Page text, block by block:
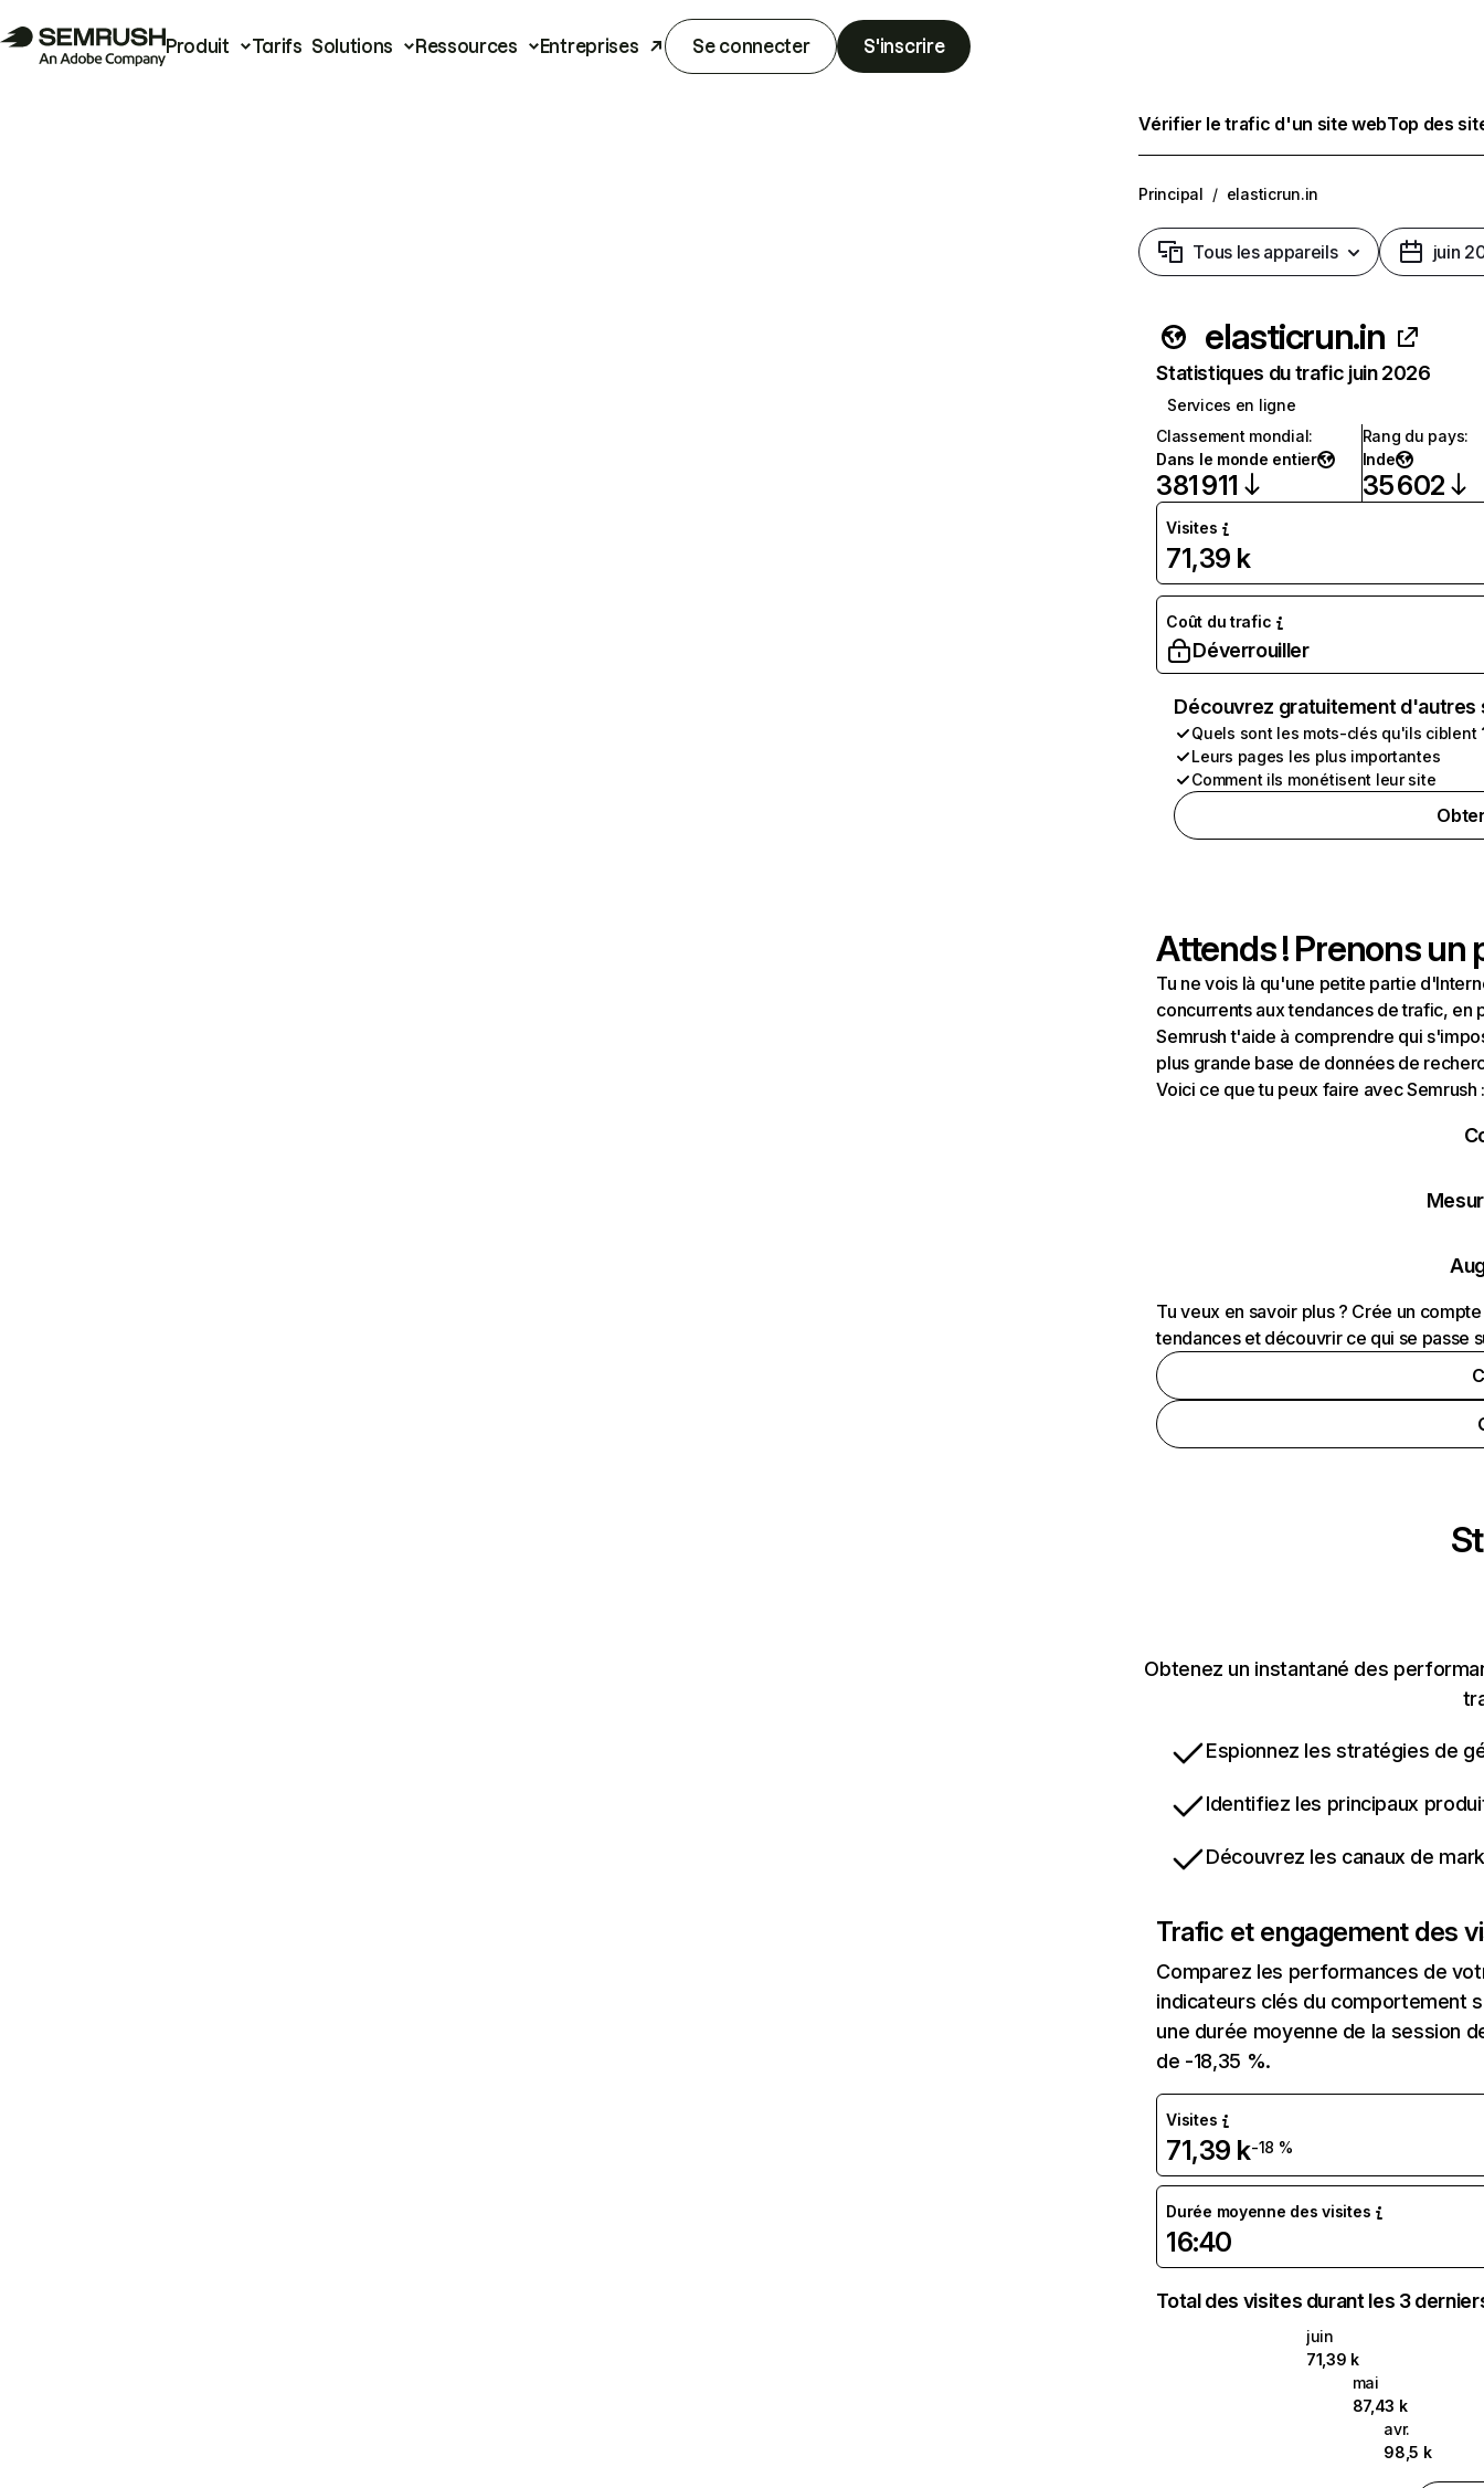
Produit Tarifs Solutions Ressources Entreprises Se connecter S'inscrire
Vérifier le trafic d'un site webTop des
Principal / elasticrun.in
Tous les appareils juin
elasticrun.in
Statistiques du trafic juin 2026
Services en ligne
Classement mondial:
Dans le monde entier
381 911
Rang du pays:
Inde
35 602
Visites
71,39 k
Coût du trafic
Déverrouiller
Découvrez gratuitement
Quels sont les mots-clés qu'ils ciblent
Leurs pages les plus importantes
Comment ils monétisent leur site
Attends ! Prenons un
Tu ne vois là qu'une petite partie
concurrents aux tendances de trafic, en
Semrush t'aide à comprendre qui
plus grande base de données de
Voici ce que tu peux faire avec Semrush
Tu veux en savoir plus ? Crée un
tendances et découvrir ce qui se passe
Obtenez un instantané des
Espionnez les stratégies de
Identifiez les principaux
Découvrez les canaux de
Trafic et engagement des
Comparez les performances de
indicateurs clés du comportement
une durée moyenne de la session
de -18,35 %.
Visites
71,39 k-18 %
Durée moyenne des visites
16:40
Total des visites durant les 3
juin
71,39 k
mai
87,43 k
avr.
98,5 k